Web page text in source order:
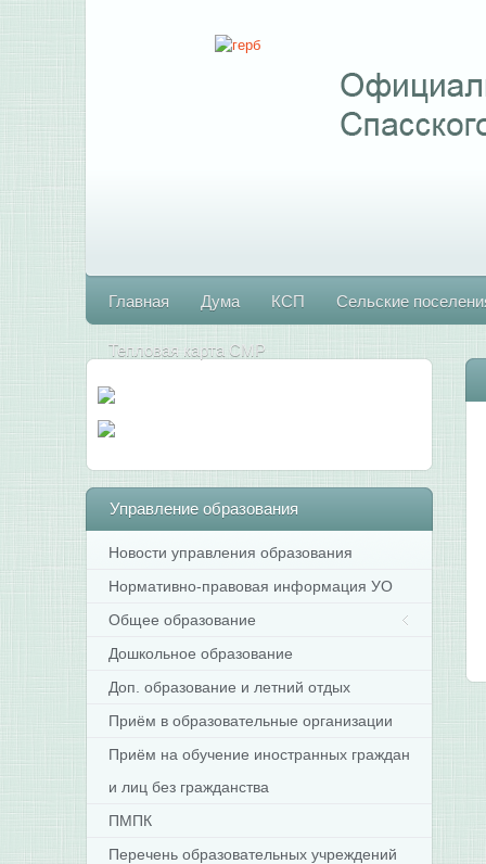
Главная Дума КСП Сельские
Тепловая карта СМР
Управлениеобразования
Новости управления образования
Нормативно-правовая информация УО
Общее образование
Дошкольное образование
Доп. образование и летний отдых
Приём в образовательные организации
Приём на обучение иностранных граждан
и лиц без гражданства
ПМПК
Перечень образовательных учреждений